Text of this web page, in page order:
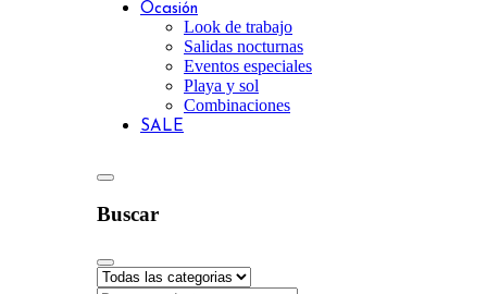
Ocasión
Look de trabajo
Salidas nocturnas
Eventos especiales
Playa y sol
Combinaciones
SALE
Buscar